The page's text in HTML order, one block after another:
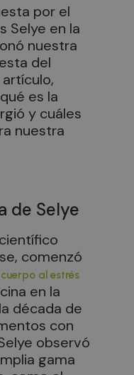
por el
Selye en la
nuestra
del
es la
y cuáles
nuestra
de Selye
comenzó
al estrés
en la
década de
con
observó
gama